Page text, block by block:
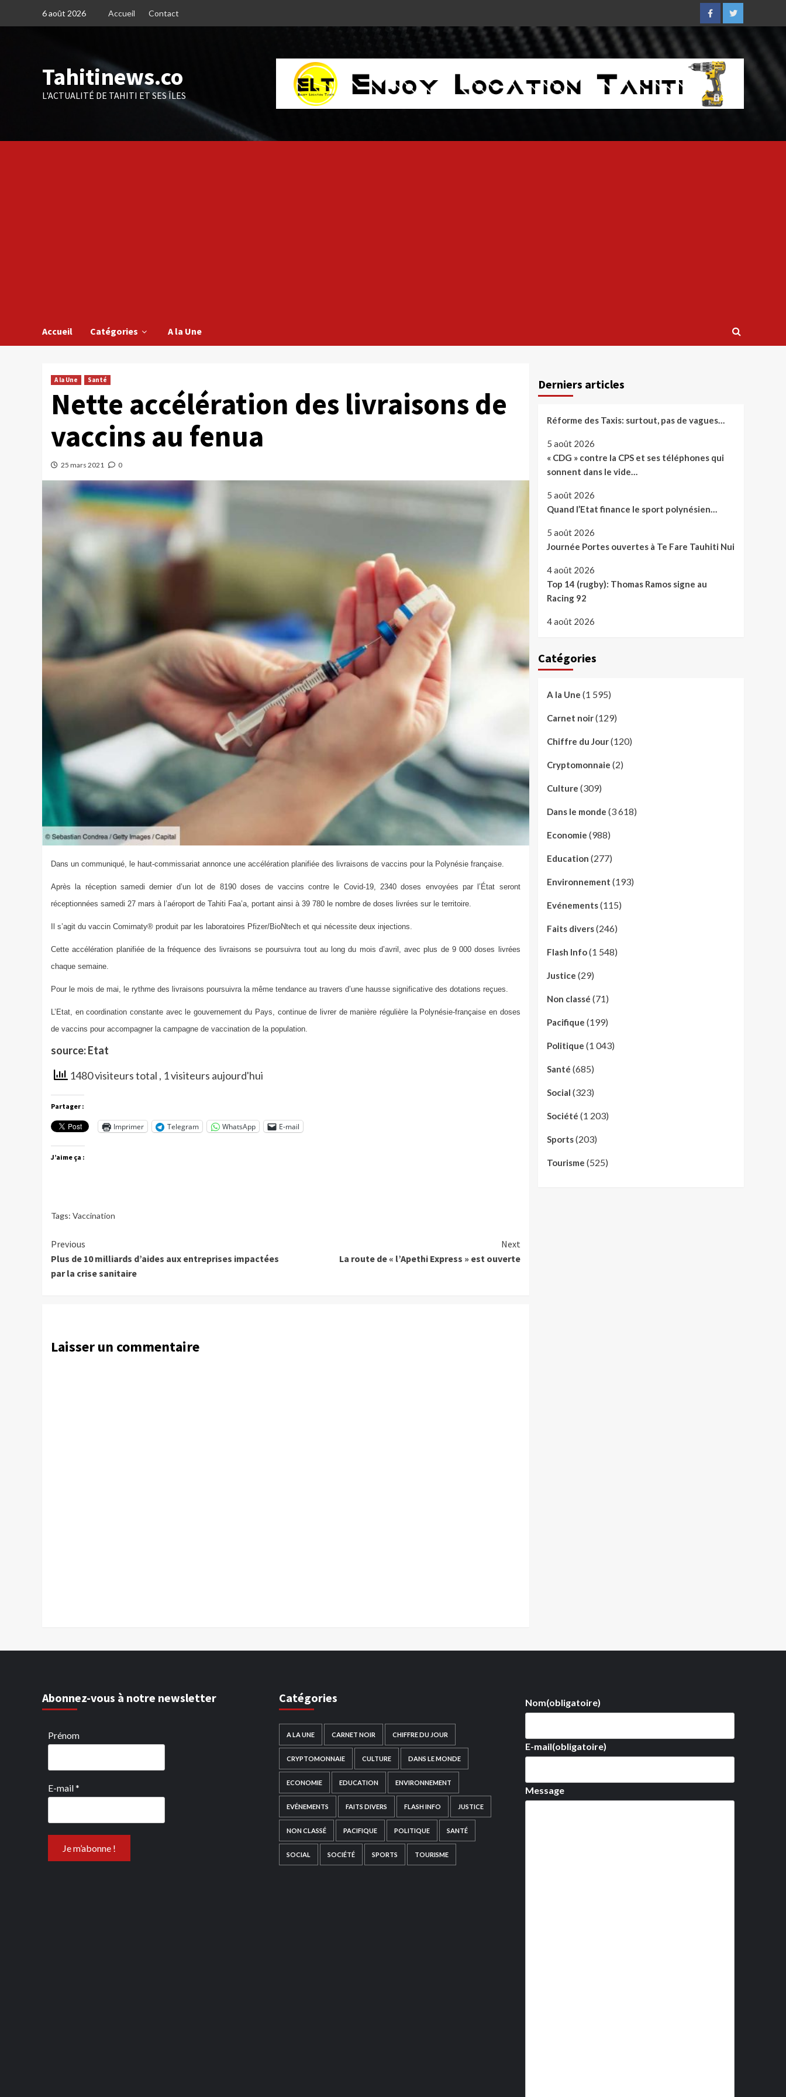
6 août 2026 Accueil Contact
FacebookTwitter
Tahitinews.co
L'ACTUALITÉ DE TAHITI ET SES ÎLES
Accueil Catégories A la Une
A la Une Santé
Nette accélération des livraisons de
vaccins au fenua
25 mars 2021 0
Dans un communiqué, le haut-commissariat annonce une accélération planifiée des livraisons de vaccins pour la Polynésie française.
Après la réception samedi dernier d’un lot de 8190 doses de vaccins contre le Covid-19, 2340 doses envoyées par l’État seront
réceptionnées samedi 27 mars à l’aéroport de Tahiti Faa’a, portant ainsi à 39 780 le nombre de doses livrées sur le territoire.
Il s’agit du vaccin Comirnaty® produit par les laboratoires Pfizer/BioNtech et qui nécessite deux injections.
Cette accélération planifiée de la fréquence des livraisons se poursuivra tout au long du mois d’avril, avecplus de 9 000 doses livrées
chaque semaine.
Pour le mois de mai, le rythme des livraisons poursuivra la même tendance au travers d’une hausse significative des dotations reçues.
L’Etat, en coordination constante avec le gouvernement du Pays, continue de livrer de manière régulière la Polynésie-française en doses
de vaccins pour accompagner la campagne de vaccination de la population.
source: Etat
1480 visiteurs total , 1 visiteurs aujourd'hui
Partager :
Imprimer Telegram WhatsApp E-mail
J’aime ça :
Tags: Vaccination
Continue
Reading
Previous
Plus de 10 milliards d’aides aux entreprises impactées
par la crise sanitaire
Next
La route de « l’Apethi Express » est ouverte
Laisser un commentaire
Derniers articles
Réforme des Taxis: surtout, pas de vagues…
5 août 2026
« CDG » contre la CPS et ses téléphones qui
sonnent dans le vide…
5 août 2026
Quand l’Etat finance le sport polynésien…
5 août 2026
Journée Portes ouvertes à Te Fare Tauhiti Nui
4 août 2026
Top 14 (rugby): Thomas Ramos signe au
Racing 92
4 août 2026
Catégories
A la Une (1 595)
Carnet noir(129)
Chiffre du Jour(120)
Cryptomonnaie (2)
Culture (309)
Dans le monde (3 618)
Economie (988)
Education (277)
Environnement (193)
Evénements(115)
Faits divers(246)
Flash Info(1 548)
Justice (29)
Non classé (71)
Pacifique (199)
Politique (1 043)
Santé (685)
Social (323)
Société (1 203)
Sports(203)
Tourisme (525)
Abonnez-vous à notre newsletter
Prénom
E-mail*
Catégories
A LA UNE CARNET NOIR CHIFFRE DU JOUR
CRYPTOMONNAIE CULTURE DANS LE MONDE
ECONOMIE EDUCATION ENVIRONNEMENT
EVÉNEMENTS FAITS DIVERS FLASH INFO JUSTICE
NON CLASSÉ PACIFIQUE POLITIQUE SANTÉ
SOCIAL SOCIÉTÉ SPORTS TOURISME
Nom(obligatoire)
E-mail(obligatoire)
Message